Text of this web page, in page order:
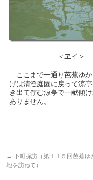
＜ヱイ＞
ここまで一通り芭蕉ゆか
げは清澄庭園に戻って涼
き出て佇む涼亭で一献傾
ありません。
← 下町探訪（第１１５回芭蕉ゆ
地を訪ねて）